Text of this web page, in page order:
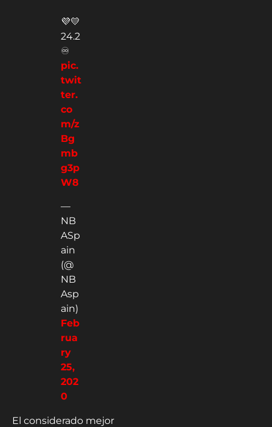
💜💛
24.2
♾
pic.
twit
ter.
co
m/z
Bg
mb
g3p
W8
—
NB
ASp
ain
(@
NB
Asp
ain)
Feb
rua
ry
25,
202
0
El considerado mejor